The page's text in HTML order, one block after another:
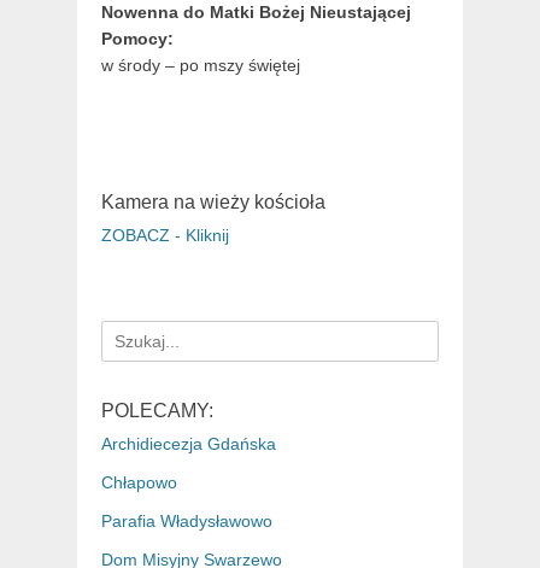
Nowenna do Matki Bożej Nieustającej
Pomocy:
w środy – po mszy świętej
Kamera na wieży kościoła
ZOBACZ - Kliknij
Search
for:
POLECAMY:
Archidiecezja Gdańska
Chłapowo
Parafia Władysławowo
Dom Misyjny Swarzewo